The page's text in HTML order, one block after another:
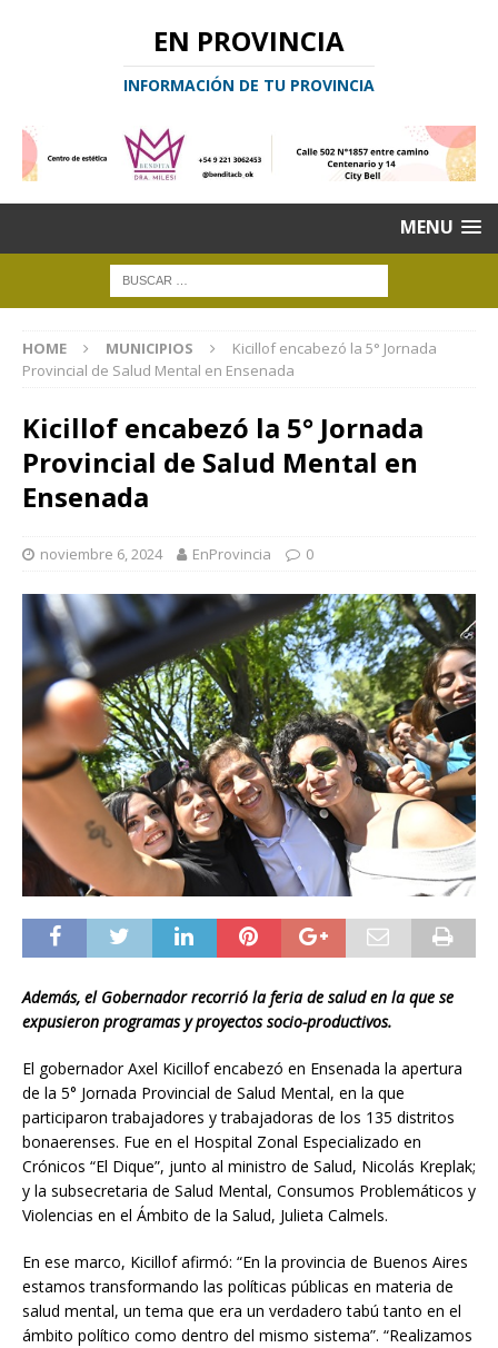
EN PROVINCIA
INFORMACIÓN DE TU PROVINCIA
MENU
HOME MUNICIPIOS
Kicillof encabezó la 5° Jornada
Provincial de Salud Mental en Ensenada
Kicillof encabezó la 5° Jornada
Provincial de Salud Mental en
Ensenada
noviembre 6, 2024 EnProvincia 0
Además, el Gobernador recorrió la feria de salud en la que se
expusieron programas y proyectos socio-productivos.
El gobernador Axel Kicillof encabezó en Ensenada la apertura
de la 5° Jornada Provincial de Salud Mental, en la que
participaron trabajadores y trabajadoras de los 135 distritos
bonaerenses. Fue en el Hospital Zonal Especializado en
Crónicos “El Dique”, junto al ministro de Salud, Nicolás Kreplak;
y la subsecretaria de Salud Mental, Consumos Problemáticos y
Violencias en el Ámbito de la Salud, Julieta Calmels.
En ese marco, Kicillof afirmó: “En la provincia de Buenos Aires
estamos transformando las políticas públicas en materia de
salud mental, un tema que era un verdadero tabú tanto en el
ámbito político como dentro del mismo sistema”. “Realizamos